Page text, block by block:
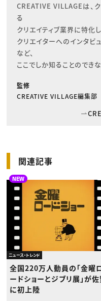
CREATIVE VILLAGEは、
る
クリエイティブ業界に特化
クリエイターへのインタビ
など、
ここでしか知ることのでき
監修
CREATIVE VILLAGE編集部
関連記事
NEW
ニュース・トレンド
全国220万人動員の「金曜
ードショーとジブリ展」が佐
に初上陸